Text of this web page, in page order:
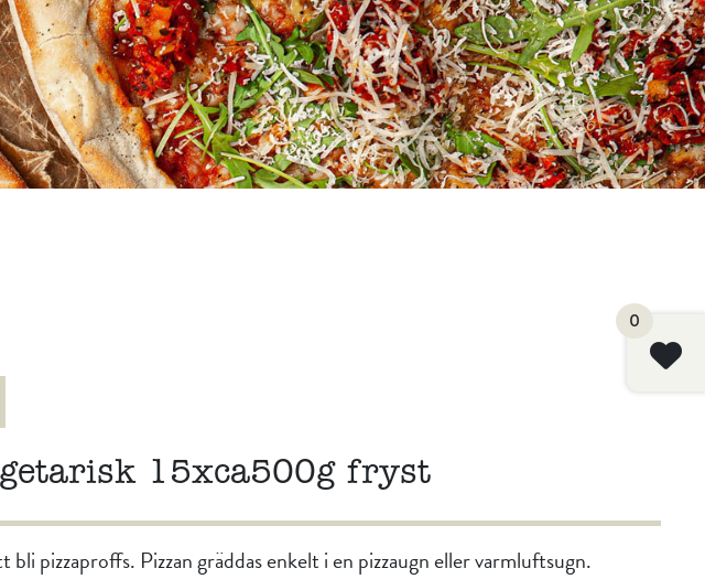
0
15xca500g fryst
pizzaproffs. Pizzan gräddas enkelt i en pizzaugn eller varmluftsugn.